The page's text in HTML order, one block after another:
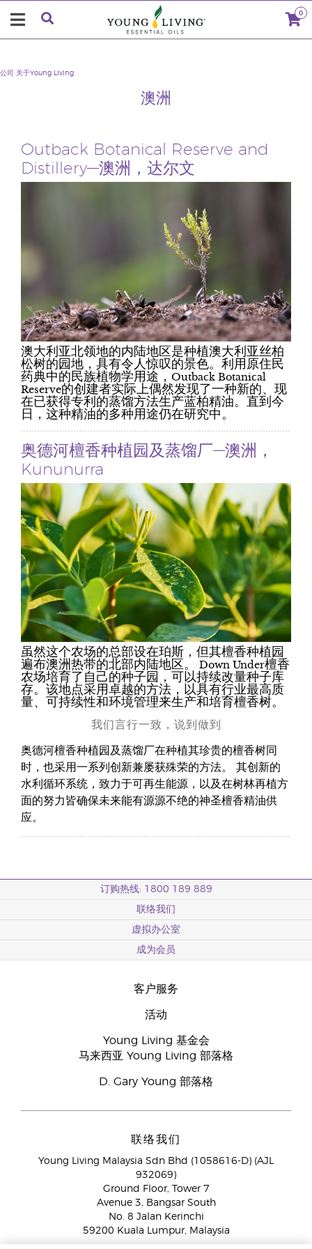
0
澳洲
公司 关于Young Living
Outback Botanical Reserve and
Distillery—澳洲，达尔文
澳大利亚北领地的内陆地区是种植澳大利亚丝柏
松树的园地，具有令人惊叹的景色。利用原住民
药典中的民族植物学用途，Outback Botanical
Reserve的创建者实际上偶然发现了一种新的、现
在已获得专利的蒸馏方法生产蓝柏精油。直到今
日，这种精油的多种用途仍在研究中。
奥德河檀香种植园及蒸馏厂—澳洲，
Kununurra
虽然这个农场的总部设在珀斯，但其檀香种植园
遍布澳洲热带的北部内陆地区。 Down Under檀香
农场培育了自己的种子园，可以持续改量种子库
存。该地点采用卓越的方法，以具有行业最高质
量、可持续性和环境管理来生产和培育檀香树。
我们言行一致，说到做到
奥德河檀香种植园及蒸馏厂在种植其珍贵的檀香树同
时，也采用一系列创新兼屡获殊荣的方法。 其创新的
水利循环系统，致力于可再生能源，以及在树林再植方
面的努力皆确保未来能有源源不绝的神圣檀香精油供
应。
订购热线: 1800 189 889
联络我们
虚拟办公室
成为会员
客户服务
活动
Young Living 基金会
马来西亚 Young Living 部落格
D. Gary Young 部落格
联络我们
Young Living Malaysia Sdn Bhd (1058616-D) (AJL
932069)
Ground Floor, Tower 7
Avenue 3, Bangsar South
No. 8 Jalan Kerinchi
59200 Kuala Lumpur, Malaysia